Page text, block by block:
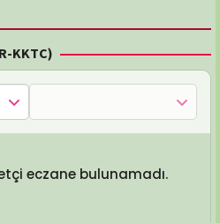
KKTC)
eczane bulunamadı.